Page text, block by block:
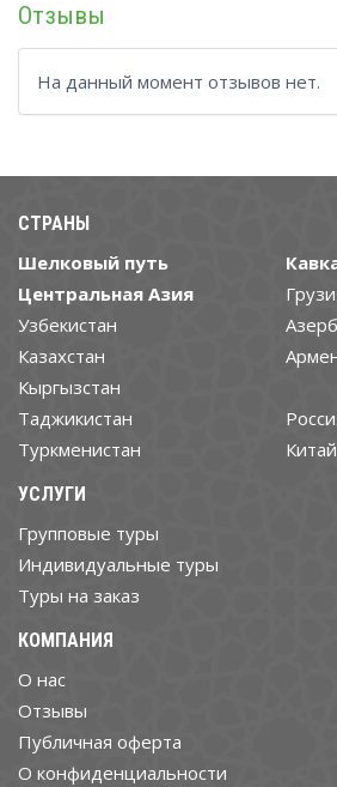
Отзывы
На данный момент отзывов нет.
СТРАНЫ
Шелковый путь
Центральная Азия
Узбекистан
Казахстан
Кыргызстан
Таджикистан
Туркменистан
Китай
УСЛУГИ
Групповые туры
Индивидуальные туры
Туры на заказ
КОМПАНИЯ
О нас
Отзывы
Публичная оферта
О конфиденциальности